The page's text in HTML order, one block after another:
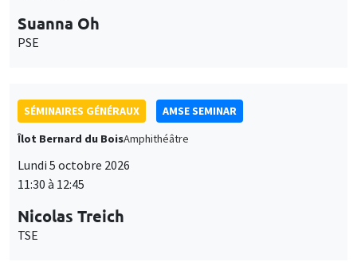
Suanna Oh
PSE
SÉMINAIRES GÉNÉRAUX
AMSE SEMINAR
Îlot Bernard du BoisAmphithéâtre
Lundi 5 octobre 2026
11:30 à 12:45
Nicolas Treich
TSE